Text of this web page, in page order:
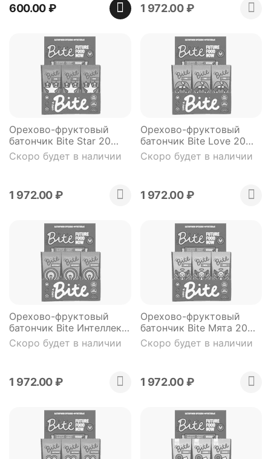
600.00₽ 1 972.00 ₽
Орехово-фруктовый
батончик Bite Star 20
штук*45 гр.
Скоро будет в наличии
1 972.00₽
Орехово-фруктовый
батончик Bite Love 20
штук*45 гр.
Скоро будет в наличии
1 972.00 ₽
Орехово-фруктовый
батончик Bite Интеллект
20 штук*45 гр.
Скоро будет в наличии
1 972.00₽
Орехово-фруктовый
батончик Bite Мята 20
штук*45 гр.
Скоро будет в наличии
1 972.00 ₽